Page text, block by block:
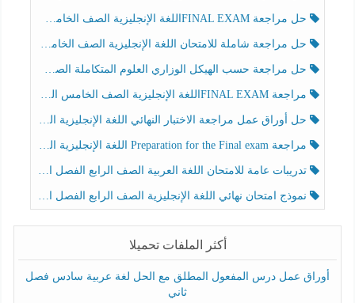
حل مراجعة FINAL EXAMاللغة الإنجليزية الصف الخامس الفصل الثالث
حل مراجعة شاملة للامتحان اللغة الإنجليزية الصف الخامس الفصل الثالث
حل مراجعة حسب الهيكل الوزاري العلوم المتكاملة الصف الخامس عام الفصل الثالث
مراجعة FINAL EXAMاللغة الإنجليزية الصف الخامس الفصل الثالث
حل أوراق عمل مراجعة الاختبار النهائي اللغة الإنجليزية الصف الرابع الفصل الثالث
مراجعة Preparation for the Final exam اللغة الإنجليزية الصف الرابع الفصل الثالث
تدريبات عامة للامتحان اللغة العربية الصف الرابع الفصل الثالث
نموذج امتحان نهائي اللغة الإنجليزية الصف الرابع الفصل الثالث
أكثر الملفات تحميلا
أوراق عمل درس المفعول المطلق مع الحل لغة عربية سادس فصل
ثاني